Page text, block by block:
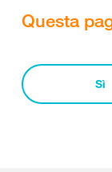
Questa
Sì